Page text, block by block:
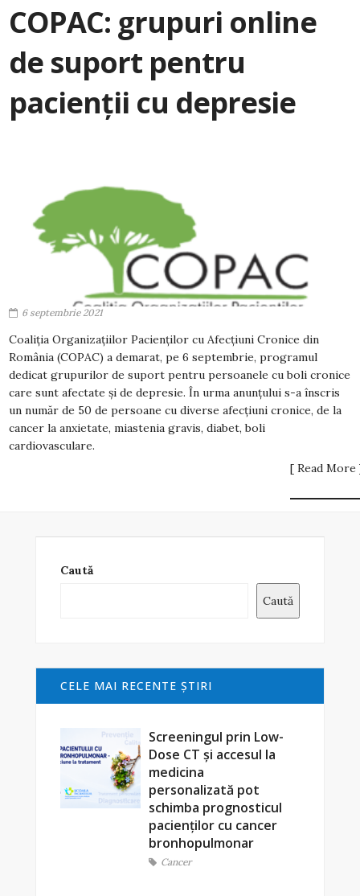
COPAC: grupuri online
de suport pentru
pacienții cu depresie
6 septembrie 2021
Coaliția Organizațiilor Pacienților cu Afecțiuni Cronice din
România (COPAC) a demarat, pe 6 septembrie, programul
dedicat grupurilor de suport pentru persoanele cu boli cronice
care sunt afectate și de depresie. În urma anunțului s-a înscris
un număr de 50 de persoane cu diverse afecțiuni cronice, de la
cancer la anxietate, miastenia gravis, diabet, boli
cardiovasculare.
[ Read More
Caută
Caută
CELE MAI RECENTE ŞTIRI
Screeningul prin Low-
Dose CT și accesul la
medicina
personalizată pot
schimba prognosticul
pacienților cu cancer
bronhopulmonar
Cancer